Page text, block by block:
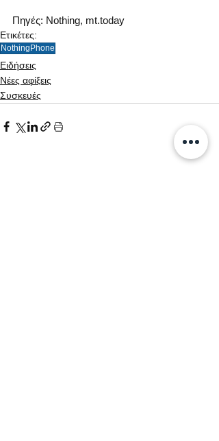
Πηγές: Nothing, mt.today
Ετικέτες:
NothingPhone
Ειδήσεις
Νέες αφίξεις
Συσκευές